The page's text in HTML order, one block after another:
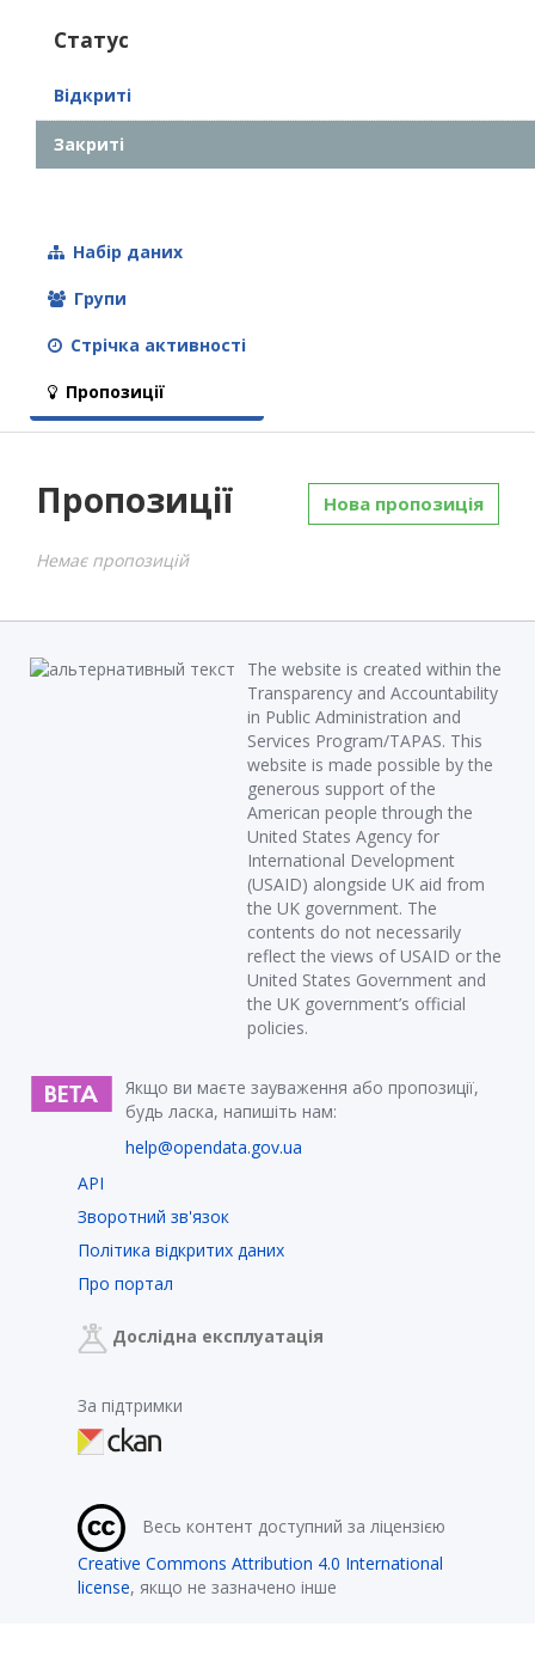
Статус
Відкриті
Закриті
Набір даних
Групи
Стрічка активності
Пропозиції
Пропозиції Нова пропозиція
Немає пропозицій
The website is created within the
Transparency and Accountability
in Public Administration and
Services Program/TAPAS. This
website is made possible by the
generous support of the
American people through the
United States Agency for
International Development
(USAID) alongside UK aid from
the UK government. The
contents do not necessarily
reflect the views of USAID or the
United States Government and
the UK government’s official
policies.
Якщо ви маєте зауваження або пропозиції,
будь ласка, напишіть нам:
help@opendata.gov.ua
API
Зворотний зв'язок
Політика відкритих даних
Про портал
Дослідна експлуатація
За підтримки
Весь контент доступний за ліцензією
Creative Commons Attribution 4.0 International
license, якщо не зазначено інше